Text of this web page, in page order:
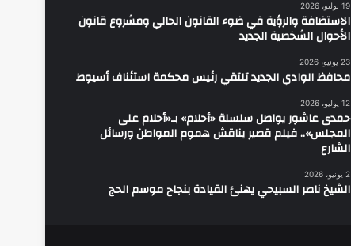
19 يوليو، 2026
الاستضافة والرؤية في ضوء القانون الحالي ومشروع قانون
الأحوال الشخصية الجديد
23 يونيو، 2026
محافظ الوادي الجديد تلتقي رئيس محكمة استئناف أسيوط
12 يوليو، 2026
حمدى عاشور يواصل سلسلة «أحلام» بـ«أحلام على
المجلس».. فيلم قصير يناقش هموم المواطن ورسائل
الشارع
2 يونيو، 2026
الشيخ ناصر السبيحي يهنئ القيادة بنجاح موسم الحج